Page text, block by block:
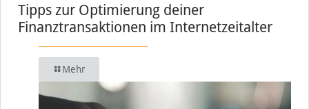
Tipps zur Optimierung deiner
Finanztransaktionen im Internetzeitalter
Mehr